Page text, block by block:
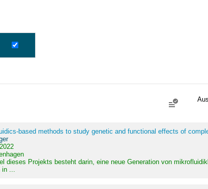
based methods to study genetic and functional effects of
dieses Projekts besteht darin, eine neue Generation von
...